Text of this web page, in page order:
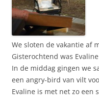
We sloten de vakantie af
Gisterochtend was
In de middag gingen we
een angry-bird van vilt
Evaline is met net zo een